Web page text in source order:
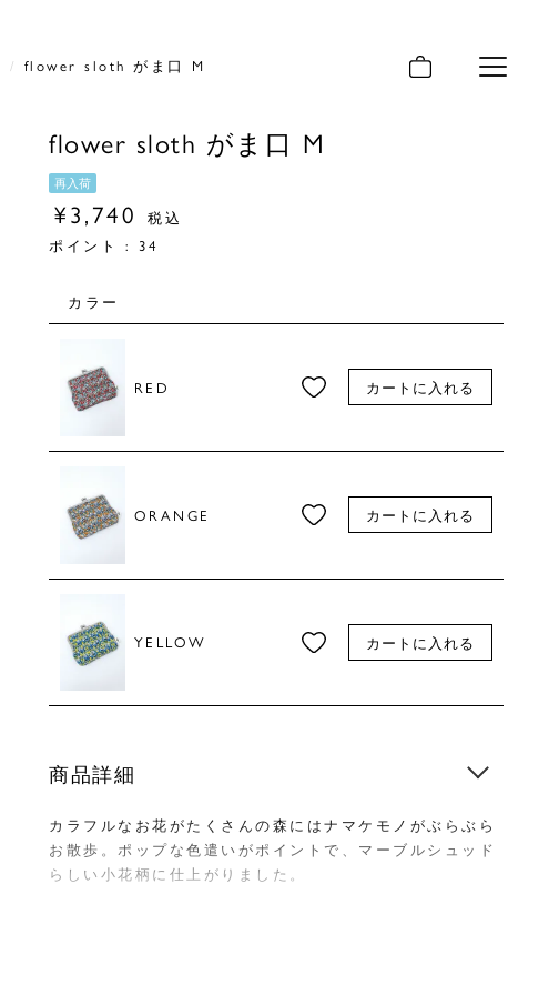
メニュー
flower sloth がま口 M
flower sloth がま口 M
再入荷
¥3,740
税込
ポイント : 34
カラー
RED カートに入れる
ORANGE カートに入れる
YELLOW カートに入れる
商品詳細
カラフルなお花がたくさんの森にはナマケモノがぶらぶら
お散歩。ポップな色遣いがポイントで、マーブルシュッド
らしい小花柄に仕上がりました。